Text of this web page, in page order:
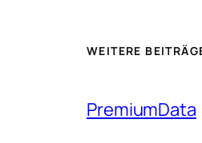
WEITERE
PremiumData